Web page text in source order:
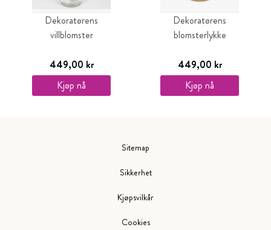
Dekoratørens
villblomster
449,00 kr
Kjøp nå
Dekoratørens
blomsterlykke
449,00 kr
Kjøp nå
Sitemap
Sikkerhet
Kjøpsvilkår
Cookies